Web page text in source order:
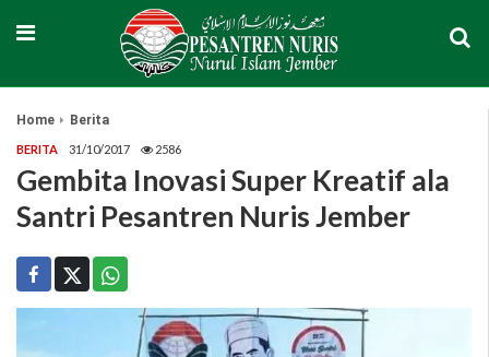
Home Berita
BERITA 31/10/2017 2586
Gembita Inovasi Super Kreatif ala
Santri Pesantren Nuris Jember